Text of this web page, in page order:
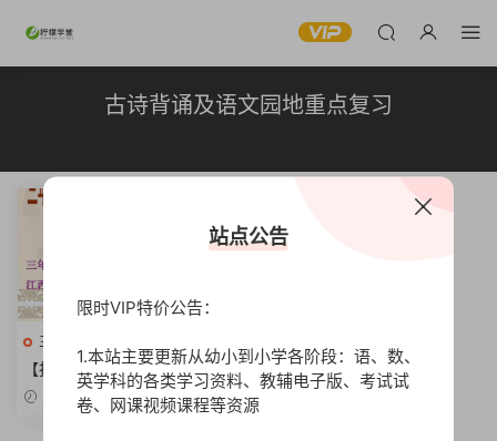
古诗背诵及语文园地重点复习
三年级语文上册
【打印版】三年级上册古诗背
诵及语文园地重点复习【49页
PDF文档】
2023-09-01
站点公告
限时VIP特价公告：
1.本站主要更新从幼小到小学各阶段：语、数、
英学科的各类学习资料、教辅电子版、考试试
卷、网课视频课程等资源